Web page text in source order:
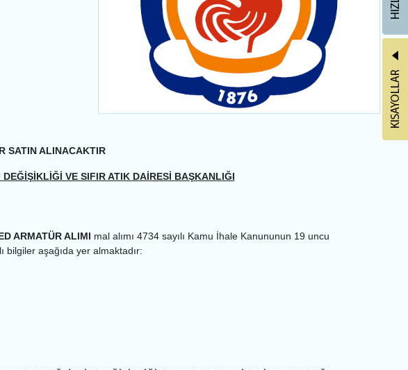
SATIN ALINACAKTIR
VE SIFIR ATIK DAİRESİ BAŞKANLIĞI
ARMATÜR ALIMI mal alımı 4734 sayılı Kamu İhale Kanununun 19 uncu
bilgiler aşağıda yer almaktadır: